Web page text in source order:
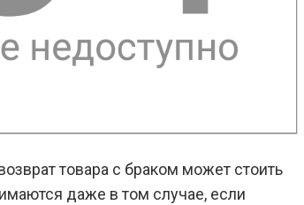
товара с браком может стоить
даже в том случае, если